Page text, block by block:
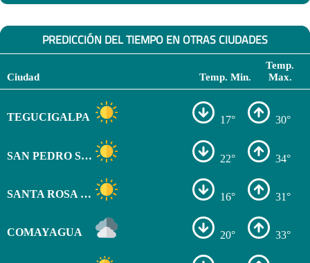
PREDICCIÓN DEL TIEMPO EN OTRAS CIUDADES
Ciudad Temp. Min.
Temp.
Max.
TEGUCIGALPA 17° 30°
SAN PEDRO SULA 22° 34°
SANTA ROSA DE COPÁN 16° 31°
COMAYAGUA 20° 33°